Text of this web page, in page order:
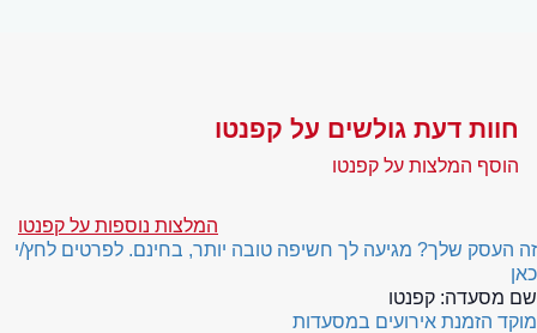
חוות דעת גולשים על קפנטו
הוסף המלצות על קפנטו
המלצות נוספות על קפנטו
זה העסק שלך? מגיעה לך חשיפה טובה יותר, בחינם. לפרטים לחץ/י
כאן
שם מסעדה: קפנטו
מוקד הזמנת אירועים במסעדות